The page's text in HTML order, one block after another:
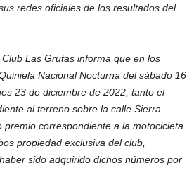
redes oficiales de los resultados del
Las Grutas informa que en los
Nacional Nocturna del sábado 16
23 de diciembre de 2022, tanto el
al terreno sobre la calle Sierra
premio correspondiente a la motocicleta
propiedad exclusiva del club,
sido adquirido dichos números por